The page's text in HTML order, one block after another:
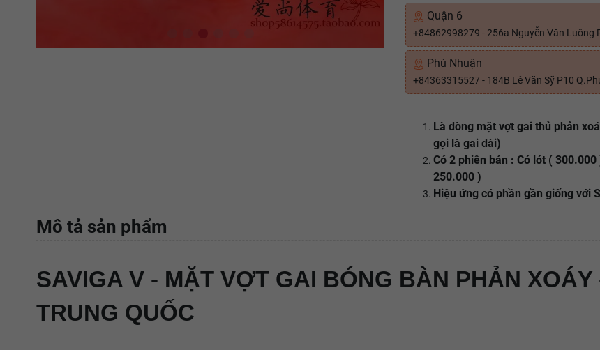
Quận 6
+84862998279 - 256a Nguyễn Văn Luông
Phú Nhuận
+84363315527 - 184B Lê Văn Sỹ P10
Là dòng mặt vợt gai thủ phản
gọi là gai dài)
Có 2 phiên bản : Có lót (
250.000 )
Hiệu ứng có phần gần giống với
Mô tả sản phẩm
SAVIGA V - MẶT VỢT GAI BÓNG BÀN PHẢN
TRUNG QUỐC